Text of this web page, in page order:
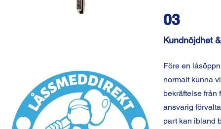
03
Kundnöjdhet
Före en
normalt kunna
bekräftelse från
ansvarig
part kan ibland